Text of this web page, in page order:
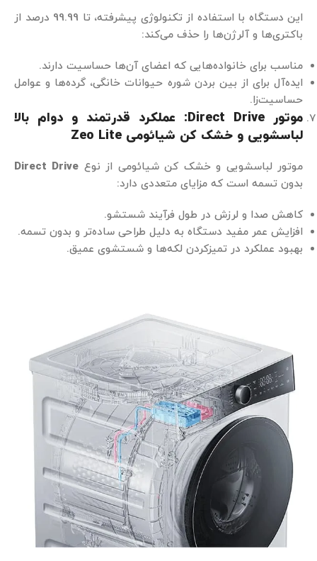
این دستگاه با استفاده از تکنولوژی پیشرفته، تا 99.99 درصد از
باکتری‌ها و آلرژن‌ها را حذف می‌کند:
مناسب برای خانواده‌هایی که اعضای آن‌ها حساسیت دارند.
ایده‌آل برای از بین بردن شوره حیوانات خانگی، گرده‌ها و عوامل
حساسیت‌زا.
موتور
عملکرد قدرتمند و دوام بالا
لباسشویی و خشک کن شیائومی
موتور لباسشویی و خشک کن شیائومی از نوع Direct Drive
بدون تسمه است که مزایای متعددی دارد:
کاهش صدا و لرزش در طول فرآیند شستشو.
افزایش عمر مفید دستگاه به دلیل طراحی ساده‌تر و بدون تسمه.
بهبود عملکرد در تمیزکردن لکه‌ها و شستشوی عمیق.